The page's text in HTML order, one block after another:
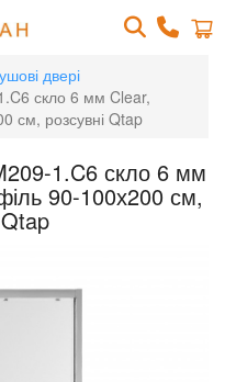
двері
скло 6 мм Clear,
см, розсувні Qtap
1.C6 скло 6 мм
90-100х200 см,